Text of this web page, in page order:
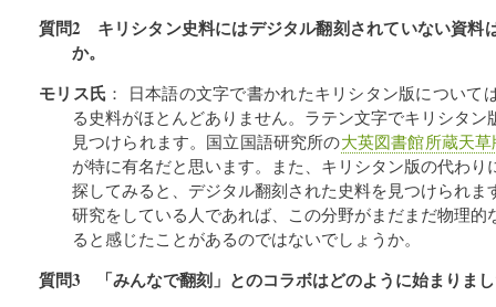
質問2 キリシタン史料にはデジタル翻刻されていない資料
か。
モリス氏 ： 日本語の文字で書かれたキリシタン版について
る史料がほとんどありません。ラテン文字でキリシタ
見つけられます。国立国語研究所の大英図書館所蔵天
が特に有名だと思います。また、キリシタン版の代わ
探してみると、デジタル翻刻された史料を見つけられま
研究をしている人であれば、この分野がまだまだ物理的
ると感じたことがあるのではないでしょうか。
質問3 「みんなで翻刻」とのコラボはどのように始まりま